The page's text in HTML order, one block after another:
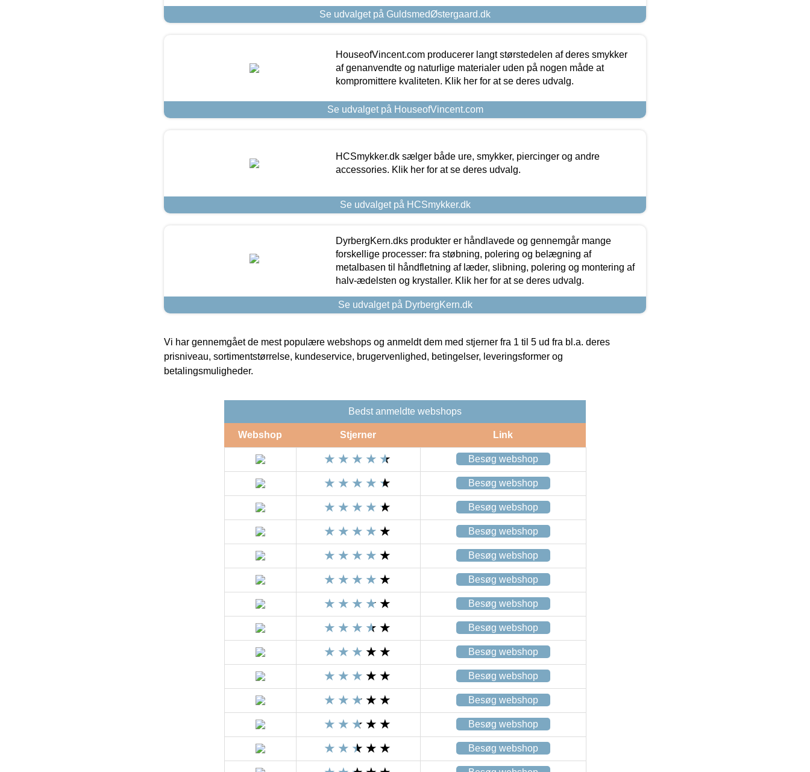
Se udvalget på GuldsmedØstergaard.dk
HouseofVincent.com producerer langt størstedelen af deres smykker
af genanvendte og naturlige materialer uden på nogen måde at
kompromittere kvaliteten. Klik her for at se deres udvalg.
Se udvalget på HouseofVincent.com
HCSmykker.dk sælger både ure, smykker, piercinger og andre
accessories. Klik her for at se deres udvalg.
Se udvalget på HCSmykker.dk
DyrbergKern.dks produkter er håndlavede og gennemgår mange
forskellige processer: fra støbning, polering og belægning af
metalbasen til håndfletning af læder, slibning, polering og montering af
halv-ædelsten og krystaller. Klik her for at se deres udvalg.
Se udvalget på DyrbergKern.dk
Vi har gennemgået de mest populære webshops og anmeldt dem med stjerner fra 1 til 5 ud fra bl.a. deres
prisniveau, sortimentstørrelse, kundeservice, brugervenlighed, betingelser, leveringsformer og
betalingsmuligheder.
Bedst anmeldte webshops
Webshop Stjerner Link
Besøg webshop
Besøg webshop
Besøg webshop
Besøg webshop
Besøg webshop
Besøg webshop
Besøg webshop
Besøg webshop
Besøg webshop
Besøg webshop
Besøg webshop
Besøg webshop
Besøg webshop